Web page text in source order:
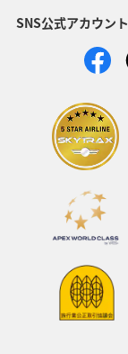
SNS公式アカウント